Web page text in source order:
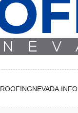
ROOFINGNEVADA.INFO